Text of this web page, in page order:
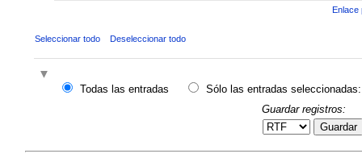
Enlace
Seleccionar todo Deseleccionar todo
Todas las entradas
Sólo las entradas seleccionadas:
Guardar registros:
Guardar